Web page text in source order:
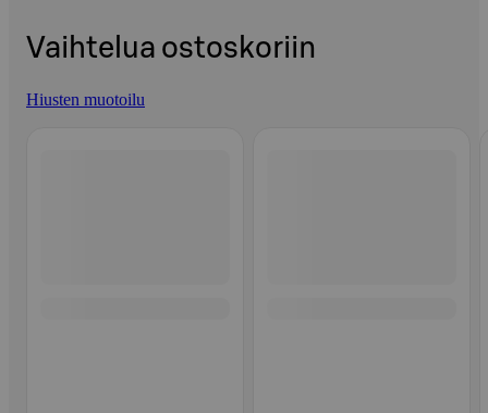
Vaihtelua ostoskoriin
Hiusten muotoilu